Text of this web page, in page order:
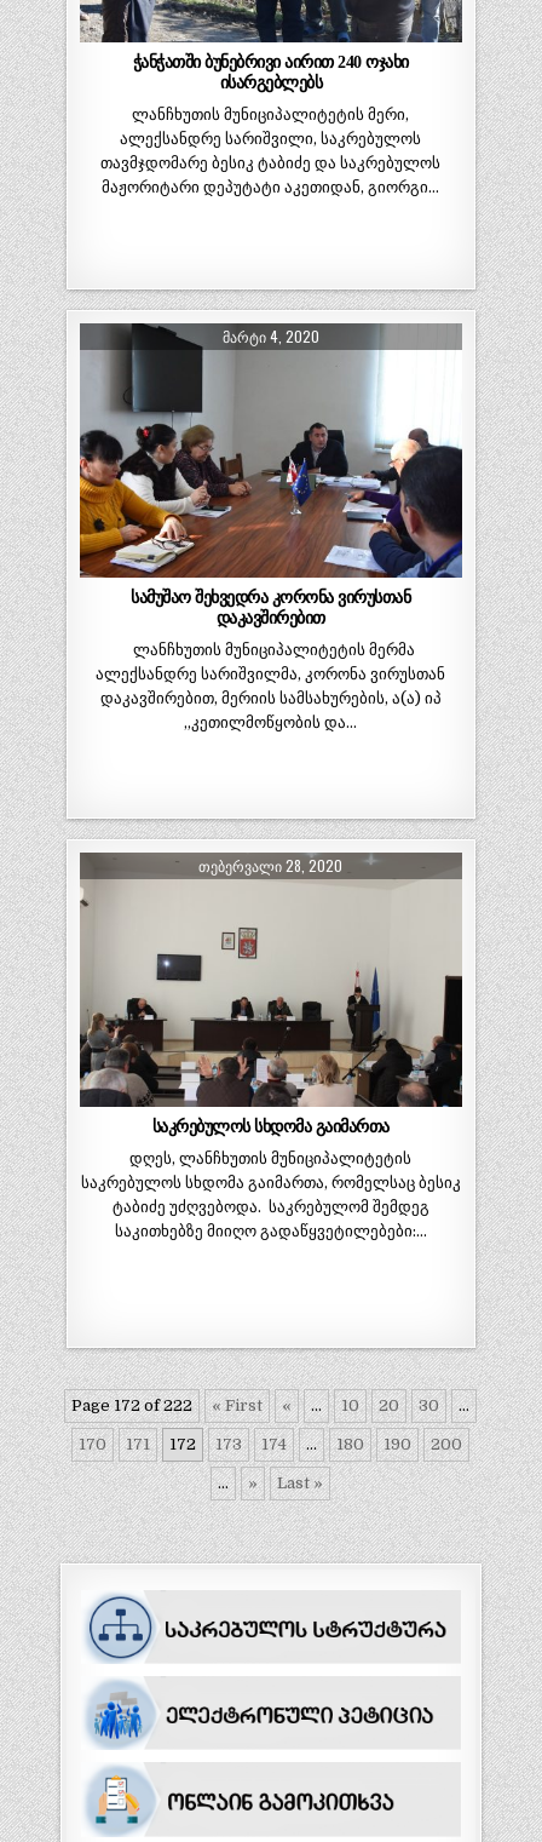
ჭანჭათში ბუნებრივი აირით 240 ოჯახი
ისარგებლებს
ლანჩხუთის მუნიციპალიტეტის მერი,
ალექსანდრე სარიშვილი, საკრებულოს
თავმჯდომარე ბესიკ ტაბიძე და საკრებულოს
მაჟორიტარი დეპუტატი აკეთიდან, გიორგი…
ᲛᲐᲠᲢᲘ 4, 2020
სამუშაო შეხვედრა კორონა ვირუსთან
დაკავშირებით
ლანჩხუთის მუნიციპალიტეტის მერმა
ალექსანდრე სარიშვილმა, კორონა ვირუსთან
დაკავშირებით, მერიის სამსახურების, ა(ა) იპ
„კეთილმოწყობის და…
ᲗᲔᲑᲔᲠᲕᲐᲚᲘ 28, 2020
საკრებულოს სხდომა გაიმართა
დღეს, ლანჩხუთის მუნიციპალიტეტის
საკრებულოს სხდომა გაიმართა, რომელსაც ბესიკ
ტაბიძე უძღვებოდა. საკრებულომ შემდეგ
საკითხებზე მიიღო გადაწყვეტილებები:…
Page 172 of 222 « First « ... 10 20 30 ...
170 171 172 173 174 ... 180 190 200
... » Last »